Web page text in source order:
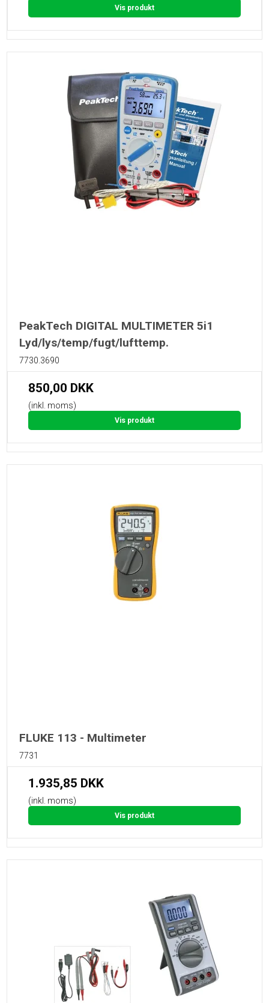
Vis produkt
PeakTech DIGITAL MULTIMETER 5i1
Lyd/lys/temp/fugt/lufttemp.
7730.3690
850,00 DKK
(inkl. moms)
Vis produkt
FLUKE 113 - Multimeter
7731
1.935,85 DKK
(inkl. moms)
Vis produkt